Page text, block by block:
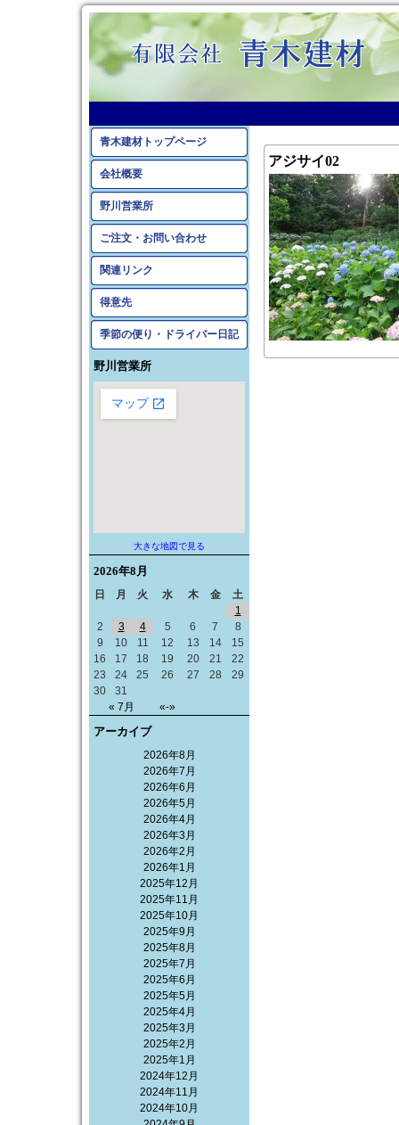
青木建材トップページ
会社概要
野川営業所
ご注文・お問い合わせ
関連リンク
得意先
季節の便り・ドライバー日記
野川営業所
大きな地図で見る
2026年8月
日 月 火 水 木 金 土
« 7月 «-»
1
2
3 4 5 6 7
8
9
10 11 12 13 14
15
16
17 18 19 20 21
22
23
24 25 26 27 28
29
30
31
アーカイブ
2026年8月
2026年7月
2026年6月
2026年5月
2026年4月
2026年3月
2026年2月
2026年1月
2025年12月
2025年11月
2025年10月
2025年9月
2025年8月
2025年7月
2025年6月
2025年5月
2025年4月
2025年3月
2025年2月
2025年1月
2024年12月
2024年11月
2024年10月
アジサイ02